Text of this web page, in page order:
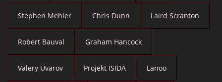
Stephen Mehler Chris Dunn Laird Scranton
Robert Bauval Graham Hancock
Valery Uvarov Projekt ISIDA Lanoo